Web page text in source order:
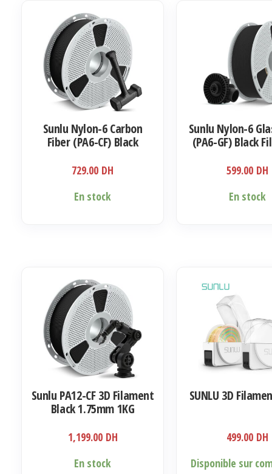
Sunlu Nylon-6 Carbon
Fiber (PA6-CF) Black
729.00 DH
En stock
Sunlu Nylon-6
(PA6-GF) Black
599.00 DH
En stock
Sunlu PA12-CF 3D Filament
Black 1.75mm 1KG
1,199.00 DH
En stock
SUNLU 3D
499.00 DH
Disponible sur